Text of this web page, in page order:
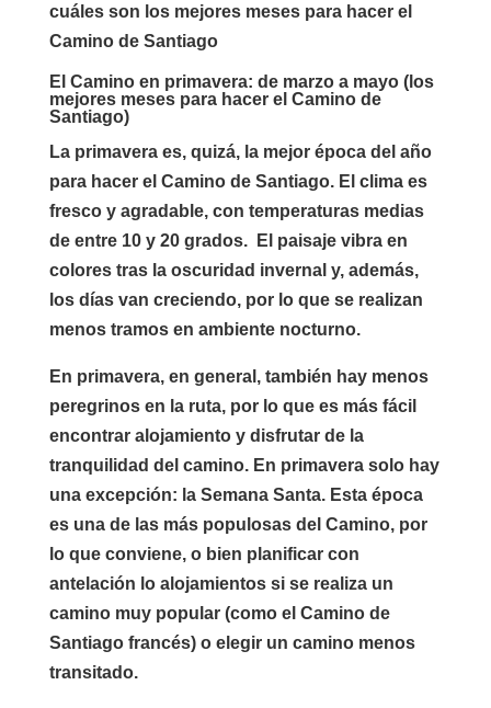
cuáles son los mejores meses para hacer el
Camino de Santiago
El Camino en primavera: de marzo a mayo (los
mejores meses para hacer el Camino de
Santiago)
La primavera es, quizá, la mejor época del año
para hacer el Camino de Santiago. El clima es
fresco y agradable, con temperaturas medias
de entre 10 y 20 grados. El paisaje vibra en
colores tras la oscuridad invernal y, además,
los días van creciendo, por lo que se realizan
menos tramos en ambiente nocturno.
En primavera, en general, también hay menos
peregrinos en la ruta, por lo que es más fácil
encontrar alojamiento y disfrutar de la
tranquilidad del camino. En primavera solo hay
una excepción: la Semana Santa. Esta época
es una de las más populosas del Camino, por
lo que conviene, o bien planificar con
antelación lo alojamientos si se realiza un
camino muy popular (como el Camino de
Santiago francés) o elegir un camino menos
transitado.